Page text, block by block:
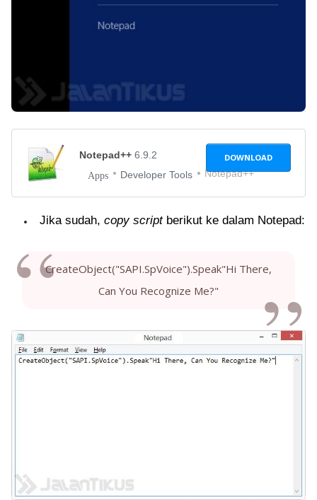
Notepad++ 6.9.2
Apps Developer Tools Notepad++
DOWNLOAD
Jika sudah, copy scriptberikut ke dalam Notepad:
CreateObject("SAPI.SpVoice").Speak"Hi There,
Can You Recognize Me?"